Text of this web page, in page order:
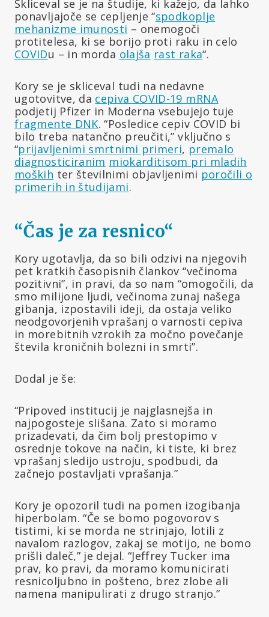
Skliceval se je na študije, ki kažejo, da lahko
ponavljajoče se cepljenje “spodkoplje
mehanizme imunosti – onemogoči
protitelesa, ki se borijo proti raku in celo
COVIDu – in morda olajša rast raka“.
Kory se je skliceval tudi na nedavne
ugotovitve, da cepiva COVID-19 mRNA
podjetij Pfizer in Moderna vsebujejo tuje
fragmente DNK. “Posledice cepiv COVID bi
bilo treba natančno preučiti,” vključno s
“prijavljenimi smrtnimi primeri, premalo
diagnosticiranim miokarditisom pri mladih
moških ter številnimi objavljenimi poročili o
primerih in študijami.
“Čas je za resnico“
Kory ugotavlja, da so bili odzivi na njegovih
pet kratkih časopisnih člankov “večinoma
pozitivni”, in pravi, da so nam “omogočili, da
smo milijone ljudi, večinoma zunaj našega
gibanja, izpostavili ideji, da ostaja veliko
neodgovorjenih vprašanj o varnosti cepiva
in morebitnih vzrokih za močno povečanje
števila kroničnih bolezni in smrti”.
Dodal je še:
“Pripoved institucij je najglasnejša in
najpogosteje slišana. Zato si moramo
prizadevati, da čim bolj prestopimo v
osrednje tokove na način, ki tiste, ki brez
vprašanj sledijo ustroju, spodbudi, da
začnejo postavljati vprašanja.”
Kory je opozoril tudi na pomen izogibanja
hiperbolam. “Če se bomo pogovorov s
tistimi, ki se morda ne strinjajo, lotili z
navalom razlogov, zakaj se motijo, ne bomo
prišli daleč,” je dejal. “Jeffrey Tucker ima
prav, ko pravi, da moramo komunicirati
resnicoljubno in pošteno, brez zlobe ali
namena manipulirati z drugo stranjo.”